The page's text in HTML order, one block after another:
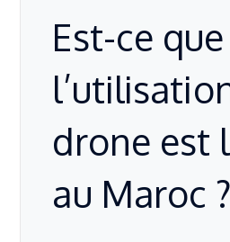
Est-ce que
drone est
au Maroc ?